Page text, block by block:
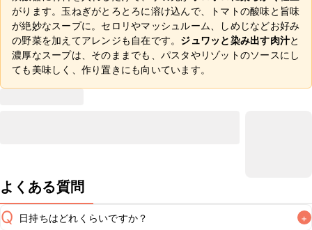
がります。玉ねぎがとろとろに溶け込んで、トマトの酸味と旨味
が絶妙なスープに。セロリやマッシュルーム、しめじなどお好み
の野菜を加えてアレンジも自在です。 ジュワッと染み出す肉汁と
濃厚なスープは、そのままでも、パスタやリゾットのソースにし
ても美味しく、作り置きにも向いています。
よくある質問
Q 日持ちはどれくらいですか？ +